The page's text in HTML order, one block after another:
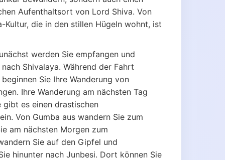
Aufenthaltsort von Lord Shiva. Von
die in den stillen Hügeln wohnt, ist
werden Sie empfangen und
Shivalaya. Während der Fahrt
Sie Ihre Wanderung von
Ihre Wanderung am nächsten Tag
es einen drastischen
Von Gumba aus wandern Sie zum
am nächsten Morgen zum
Sie auf den Gipfel und
hinunter nach Junbesi. Dort können Sie